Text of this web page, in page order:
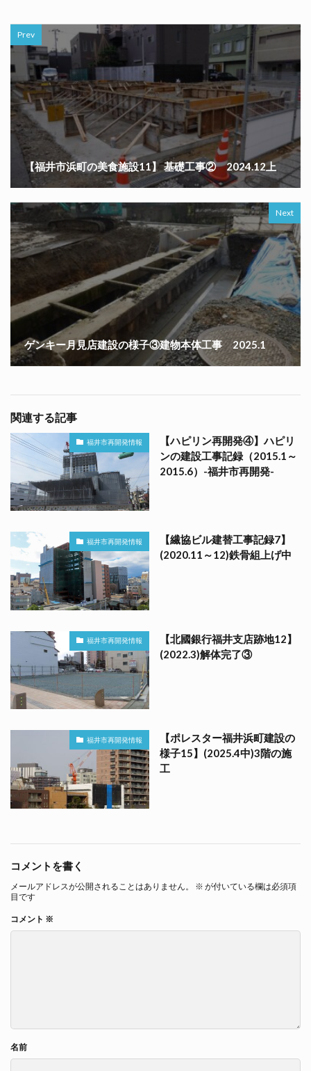
Prev
【福井市浜町の美食施設11】 基礎工事② 2024.12上
Next
ゲンキー月見店建設の様子③建物本体工事 2025.1
関連する記事
福井市再開発情報
【ハピリン再開発④】ハピリ
ンの建設工事記録（2015.1～
2015.6）-福井市再開発-
福井市再開発情報
【繊協ビル建替工事記録7】
(2020.11～12)鉄骨組上げ中
福井市再開発情報
【北國銀行福井支店跡地12】
(2022.3)解体完了③
福井市再開発情報
【ポレスター福井浜町建設の
様子15】(2025.4中)3階の施
工
コメントを書く
メールアドレスが公開されることはありません。 ※ が付いている欄は必須項
目です
コメント ※
名前